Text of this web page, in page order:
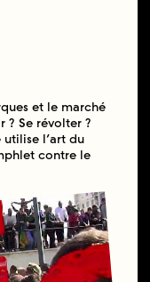
et le marché
Se révolter ?
utilise l’art du
contre le